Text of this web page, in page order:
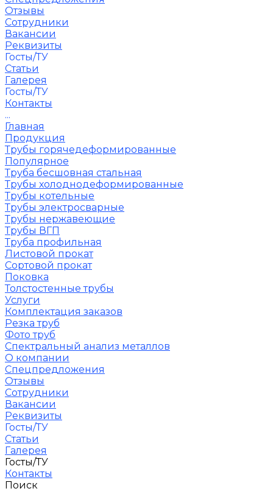
Отзывы
Сотрудники
Вакансии
Реквизиты
Госты/ТУ
Статьи
Галерея
Госты/ТУ
Контакты
...
Главная
Продукция
Трубы горячедеформированные
Популярное
Труба бесшовная стальная
Трубы холоднодеформированные
Трубы котельные
Трубы электросварные
Трубы нержавеющие
Трубы ВГП
Труба профильная
Листовой прокат
Сортовой прокат
Поковка
Толстостенные трубы
Услуги
Комплектация заказов
Резка труб
Фото труб
Спектральный анализ металлов
О компании
Спецпредложения
Отзывы
Сотрудники
Вакансии
Реквизиты
Госты/ТУ
Статьи
Галерея
Госты/ТУ
Контакты
Поиск